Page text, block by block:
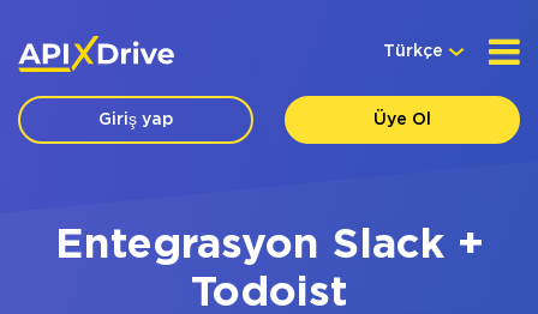
Türkçe
Giriş yap Üye Ol
Entegrasyon Slack +
Todoist